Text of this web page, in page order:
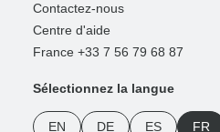
Contactez-nous
Centre d'aide
France +33 7 56 79 68 87
Sélectionnez la langue
EN DE ES FR